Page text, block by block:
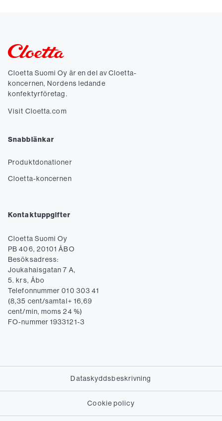
Cloetta Suomi Oy är en del av Cloetta-
koncernen, Nordens ledande
konfektyrföretag.
Visit Cloetta.com
Snabblänkar
Produktdonationer
Cloetta-koncernen
Kontaktuppgifter
Cloetta Suomi Oy
PB 406, 20101 ÅBO
Besöksadress:
Joukahaisgatan 7 A,
5. krs, Åbo
Telefonnummer 010 303 41
(8,35 cent/samtal+ 16,69
cent/min, moms 24 %)
FO-nummer 1933121-3
Dataskyddsbeskrivning
Cookie policy